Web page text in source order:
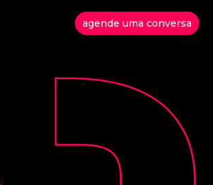
agende uma conversa